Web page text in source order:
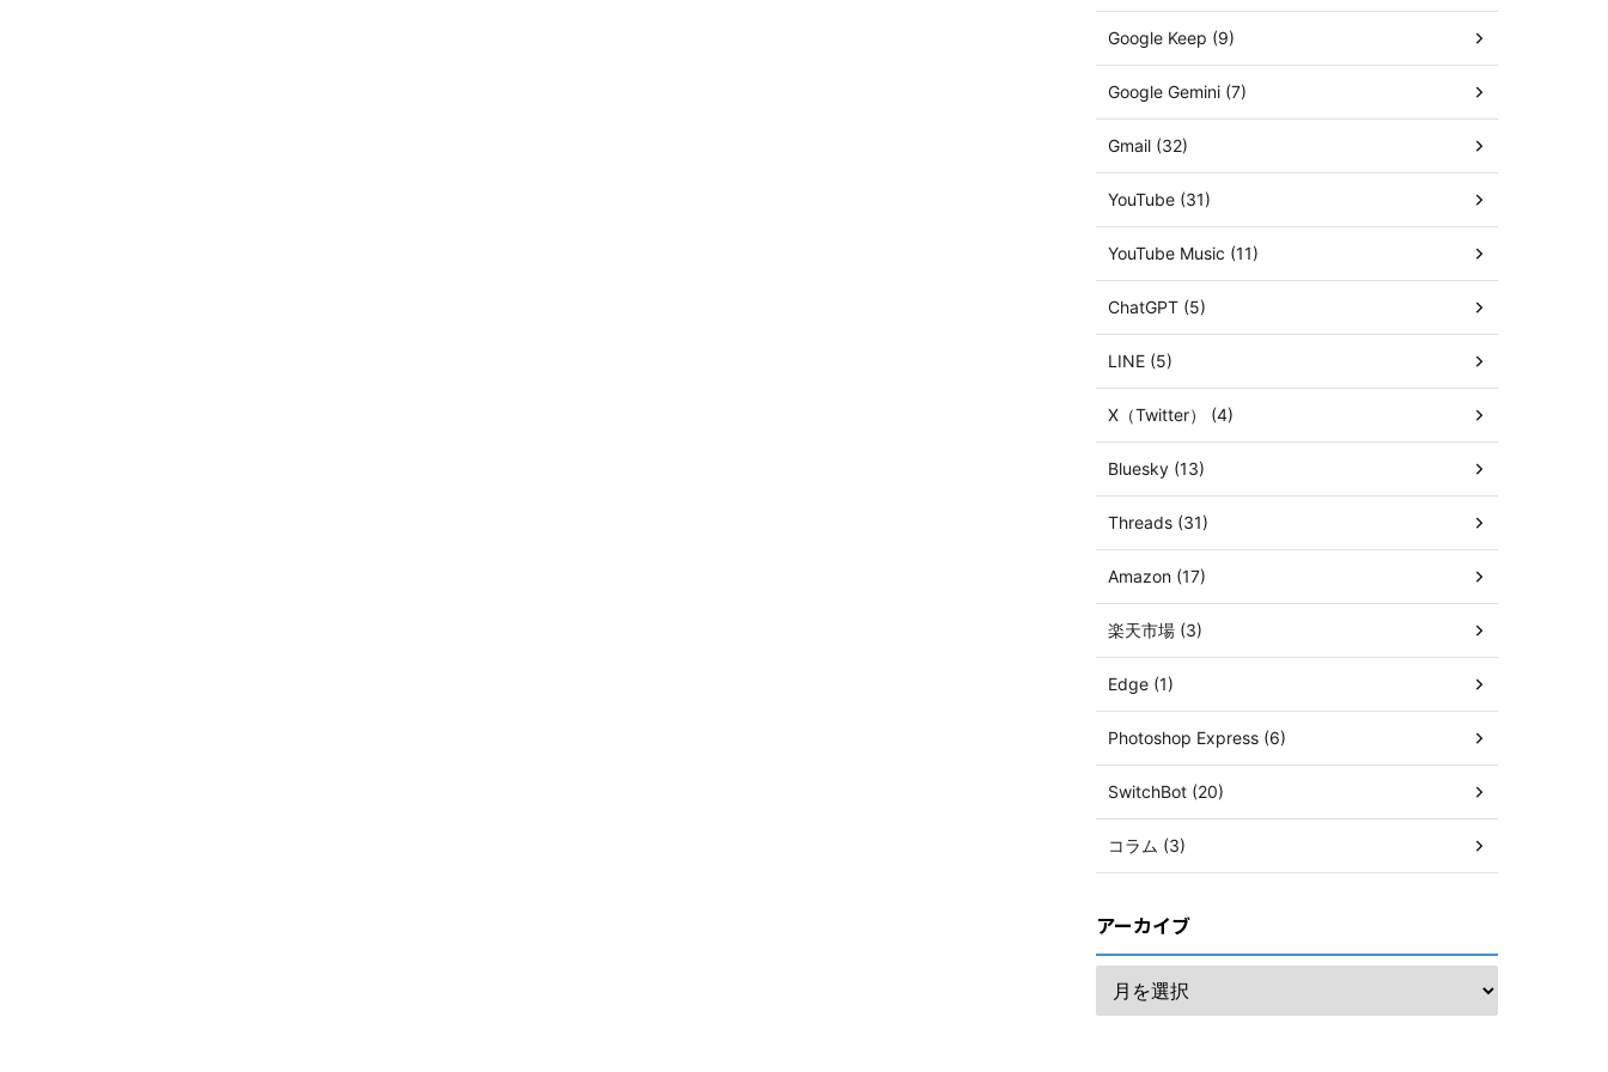
Google Keep (9)
Google Gemini (7)
Gmail (32)
YouTube (31)
YouTube Music (11)
ChatGPT (5)
LINE (5)
X（Twitter） (4)
Bluesky (13)
Threads (31)
Amazon (17)
楽天市場 (3)
Edge (1)
Photoshop Express (6)
SwitchBot (20)
コラム (3)
アーカイブ